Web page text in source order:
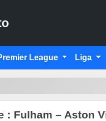
League Liga
: Fulham – Aston